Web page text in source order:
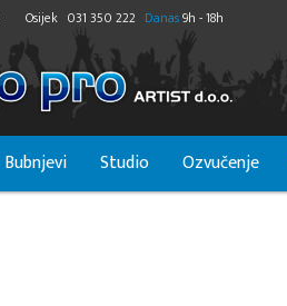
Osijek 031 350 222 Danas9h - 18h
Bubnjevi Studio Ozvučenje